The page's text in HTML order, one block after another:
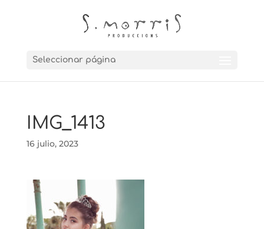
Seleccionar página
IMG_1413
16 julio, 2023